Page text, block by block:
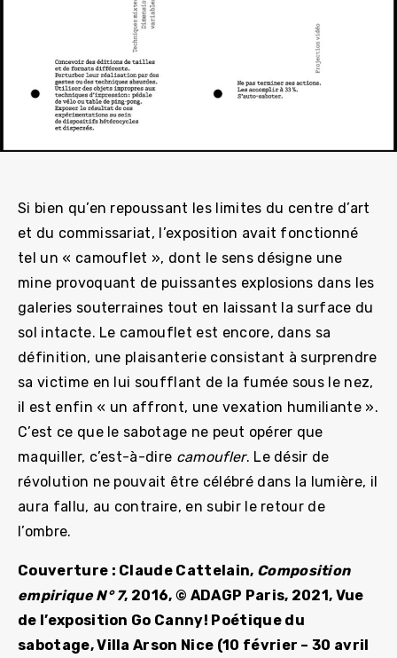
Si bien qu’en repoussant les limites du centre d’art
et du commissariat, l’exposition avait fonctionné
tel un « camouflet », dont le sens désigne une
mine provoquant de puissantes explosions dans les
galeries souterraines tout en laissant la surface du
sol intacte. Le camouflet est encore, dans sa
définition, une plaisanterie consistant à surprendre
sa victime en lui soufflant de la fumée sous le nez,
il est enfin « un affront, une vexation humiliante ».
C’est ce que le sabotage ne peut opérer que
maquiller, c’est-à-dire camoufler. Le désir de
révolution ne pouvait être célébré dans la lumière, il
aura fallu, au contraire, en subir le retour de
l’ombre.
Couverture : Claude Cattelain, Composition
empirique N° 7, 2016, © ADAGP Paris, 2021, Vue
de l’exposition Go Canny! Poétique du
sabotage, Villa Arson Nice (10 février – 30 avril